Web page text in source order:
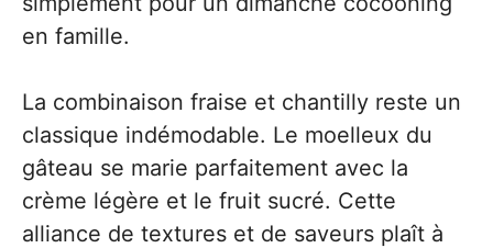
en famille.
La combinaison fraise et chantilly reste un
classique indémodable. Le moelleux du
gâteau se marie parfaitement avec la
crème légère et le fruit sucré. Cette
alliance de textures et de saveurs plaît à